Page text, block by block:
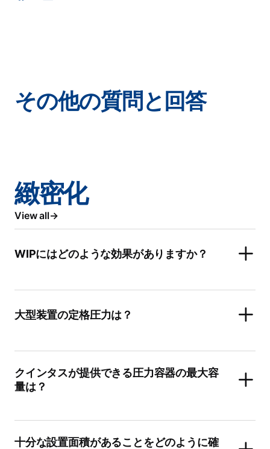
その他の質問と回答
緻密化
View all
WIPにはどのような効果がありますか？
大型装置の定格圧力は？
クインタスが提供できる圧力容器の最大容
量は？
十分な設置面積があることをどのように確